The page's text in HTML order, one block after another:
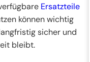
Ersatzteile
können wichtig
sicher und
bleibt.